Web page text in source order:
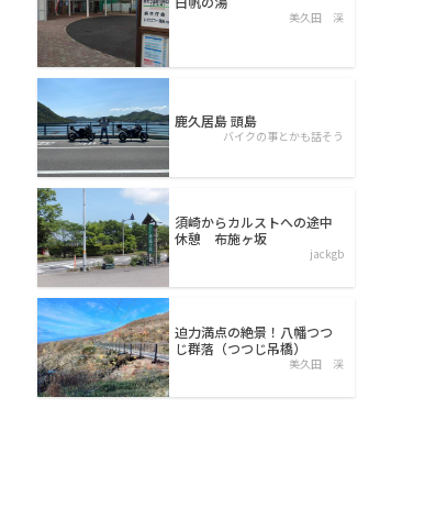
美久田 渓
鹿久居島 頭島
バイクの事とかも話そう
須崎からカルストへの途中
休憩 布施ヶ坂
jackgb
迫力満点の絶景！八幡つつ
じ群落（つつじ吊橋）
美久田 渓